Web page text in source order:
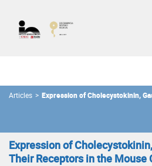
content
Articles > Expression of Cholecystokinin,
Expression of
Their Receptors in the Mouse